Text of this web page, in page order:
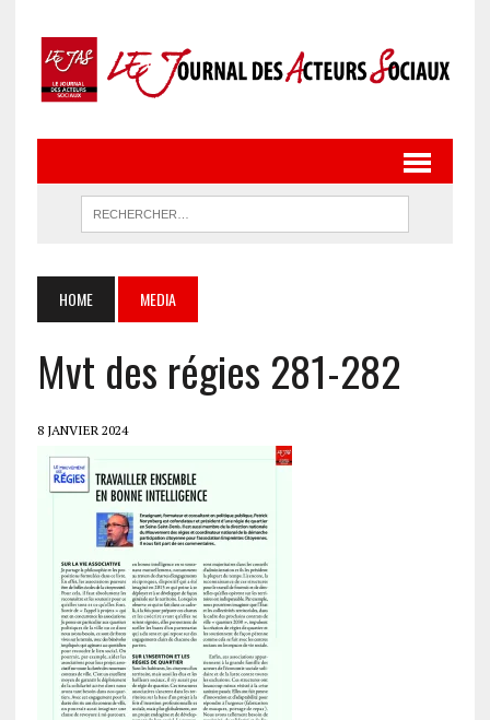
HOME MEDIA
Mvt des régies 281-282
8 JANVIER 2024